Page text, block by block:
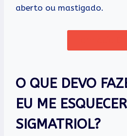
aberto ou mastigado.
O QUE DEVO
EU ME
SIGMATRIOL?